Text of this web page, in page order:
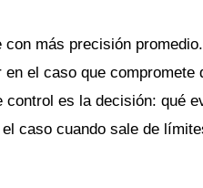
más precisión
el caso que compromete
control es la decisión: qué
caso cuando sale de